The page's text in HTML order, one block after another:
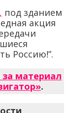
под зданием
акция
Россию!”.
материал
.